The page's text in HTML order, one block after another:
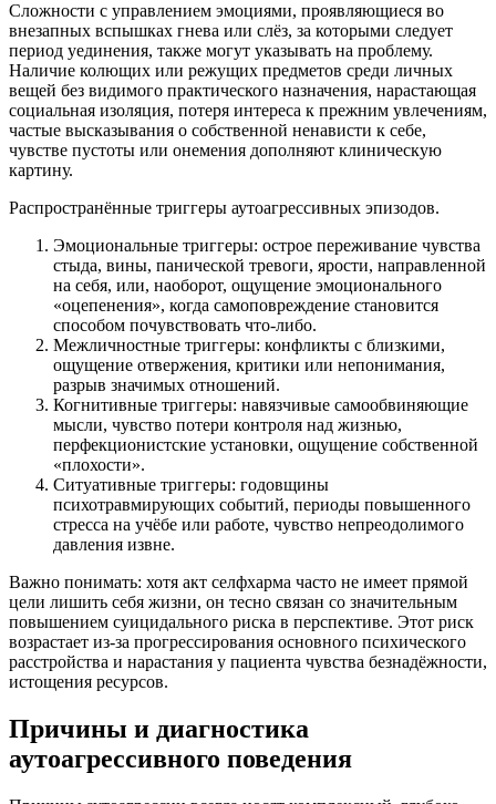
Сложности с управлением эмоциями, проявляющиеся во
внезапных вспышках гнева или слёз, за которыми следует
период уединения, также могут указывать на проблему.
Наличие колющих или режущих предметов среди личных
вещей без видимого практического назначения, нарастающая
социальная изоляция, потеря интереса к прежним увлечениям,
частые высказывания о собственной ненависти к себе,
чувстве пустоты или онемения дополняют клиническую
картину.
Распространённые триггеры аутоагрессивных эпизодов.
Эмоциональные триггеры: острое переживание чувства
стыда, вины, панической тревоги, ярости, направленной
на себя, или, наоборот, ощущение эмоционального
«оцепенения», когда самоповреждение становится
способом почувствовать что-либо.
Межличностные триггеры: конфликты с близкими,
ощущение отвержения, критики или непонимания,
разрыв значимых отношений.
Когнитивные триггеры: навязчивые самообвиняющие
мысли, чувство потери контроля над жизнью,
перфекционистские установки, ощущение собственной
«плохости».
Ситуативные триггеры: годовщины
психотравмирующих событий, периоды повышенного
стресса на учёбе или работе, чувство непреодолимого
давления извне.
Важно понимать: хотя акт селфхарма часто не имеет прямой
цели лишить себя жизни, он тесно связан со значительным
повышением суицидального риска в перспективе. Этот риск
возрастает из-за прогрессирования основного психического
расстройства и нарастания у пациента чувства безнадёжности,
истощения ресурсов.
Причины и диагностика
аутоагрессивного поведения